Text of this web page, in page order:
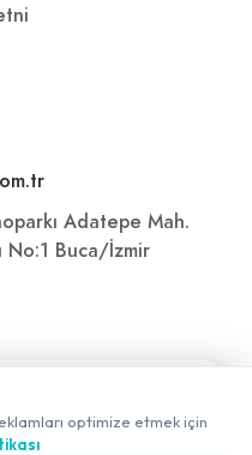
Adatepe Mah.
No:1 Buca/İzmir
optimize etmek için
✖